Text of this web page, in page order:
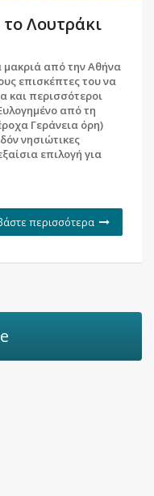
Λουτράκι
μακριά από την Αθήνα
επισκέπτες του να
και περισσότεροι
από τη
Γεράνεια όρη)
νησιώτικες
επιλογή για
περισσότερα